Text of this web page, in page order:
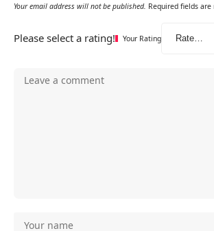
Your email address will not be published. Required fields
Please select a rating! Your Rating